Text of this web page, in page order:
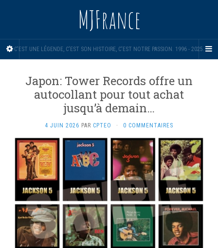
MJFrance
C'EST UNE LÉGENDE, C'EST SON HISTOIRE, C'EST NOTRE PASSION. 1996 - 2025.
Japon: Tower Records offre un
autocollant pour tout achat
jusqu’à demain…
4 JUIN 2026 PAR CPTEO · 0 COMMENTAIRES